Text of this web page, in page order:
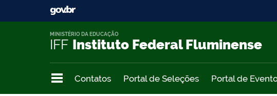
IFF Instituto Federal Fluminense
MINISTÉRIO DA EDUCAÇÃO
Contatos Portal de Seleções Portal de